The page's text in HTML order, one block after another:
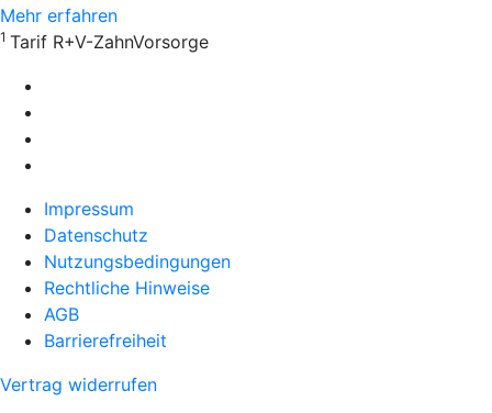
Mehr erfahren
1 Tarif R+V-ZahnVorsorge
Impressum
Datenschutz
Nutzungsbedingungen
Rechtliche Hinweise
AGB
Barrierefreiheit
Vertrag widerrufen